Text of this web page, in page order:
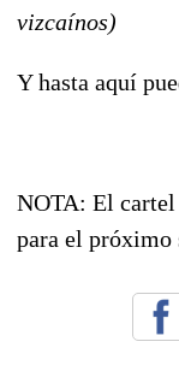
vizcaínos)
Y hasta aquí
NOTA: El
para el próximo